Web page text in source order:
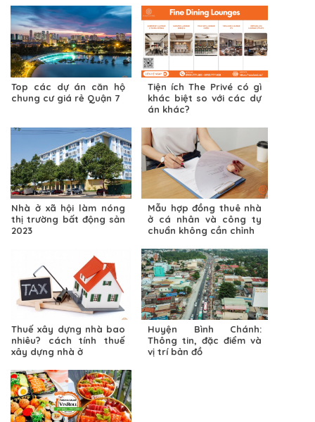
Tàu, Shark Thuỷ muốn
lấn sân sang lĩnh vực
bất động sản
Top các dự án căn hộ
chung cư giá rẻ Quận 7
Tiện ích The Privé có gì
khác biệt so với các dự
án khác?
Nhà ở xã hội làm nóng
thị trường bất động sản
2023
Mẫu hợp đồng thuê nhà
ở cá nhân và công ty
chuẩn không cần chỉnh
Thuế xây dựng nhà bao
nhiêu? cách tính thuế
xây dựng nhà ở
Huyện Bình Chánh:
Thông tin, đặc điểm và
vị trí bản đồ